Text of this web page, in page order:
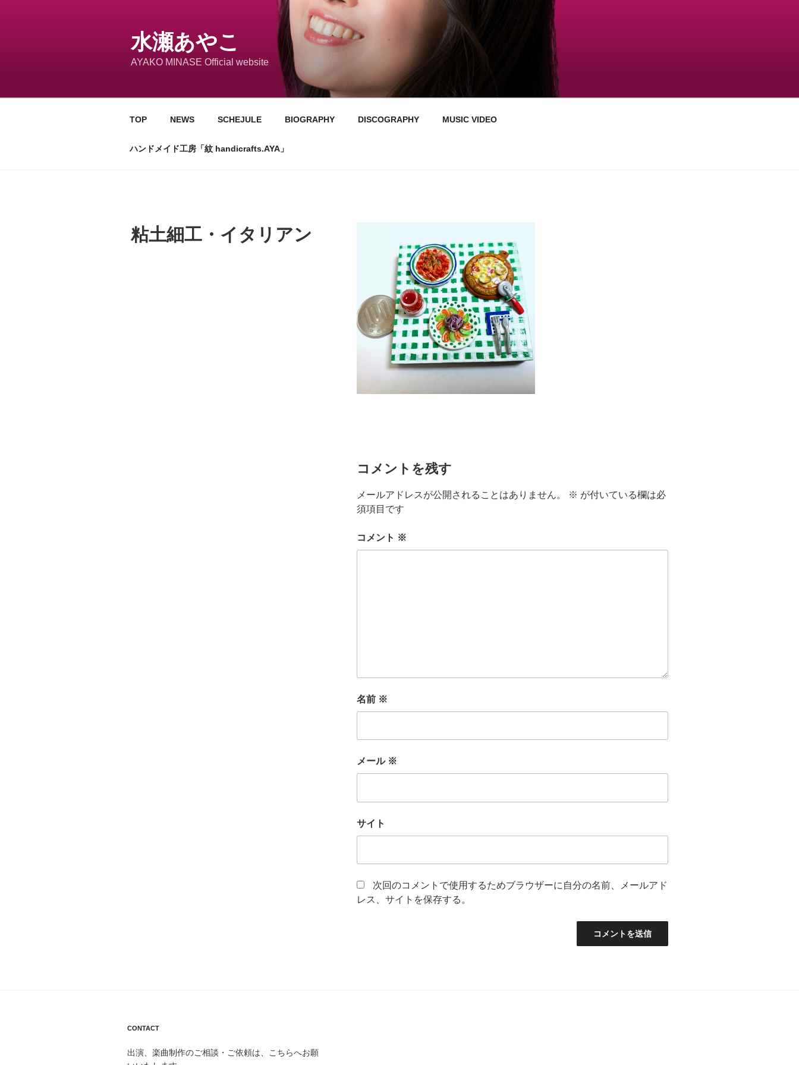
水瀬あやこ
AYAKO MINASE Official website
TOP NEWS SCHEJULE BIOGRAPHY DISCOGRAPHY MUSIC VIDEO
ハンドメイド工房「紋 handicrafts.AYA」
粘土細工・イタリアン
コメントを残す
メールアドレスが公開されることはありません。 ※ が付いている欄は必
須項目です
コメント ※
名前 ※
メール ※
サイト
次回のコメントで使用するためブラウザーに自分の名前、メールアド
レス、サイトを保存する。
CONTACT
出演、楽曲制作のご相談・ご依頼は、こちらへお願